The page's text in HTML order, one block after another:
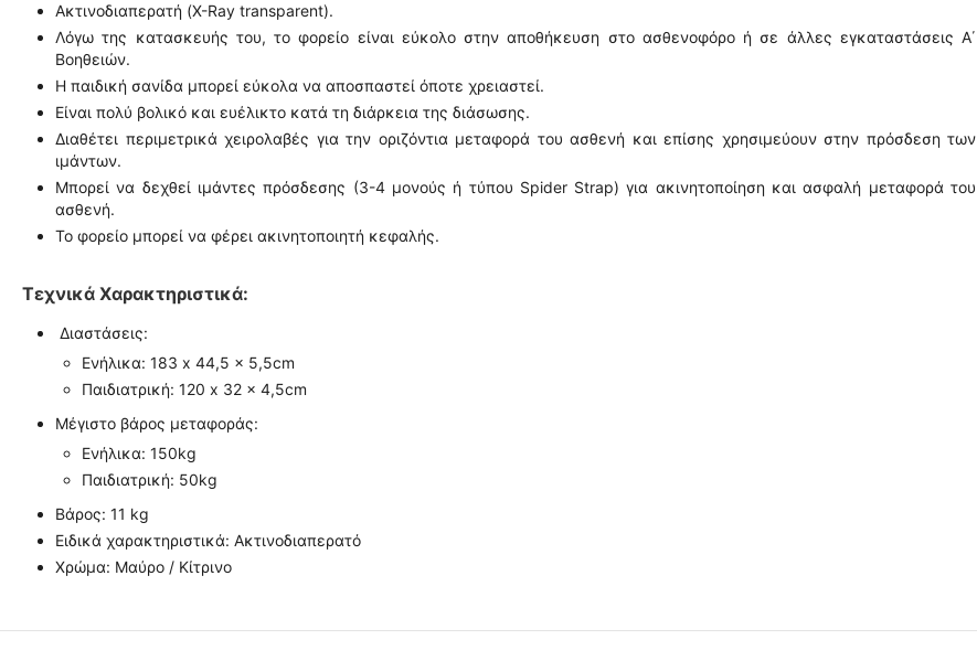
Ακτινοδιαπερατή (X-Ray transparent).
Λόγω της κατασκευής του, το φορείο είναι εύκολο στην αποθήκευση στο ασθενοφόρο ή σε άλλες εγκαταστάσεις Α΄
Βοηθειών.
Η παιδική σανίδα μπορεί εύκολα να αποσπαστεί όποτε χρειαστεί.
Είναι πολύ βολικό και ευέλικτο κατά τη διάρκεια της διάσωσης.
Διαθέτει περιμετρικά χειρολαβές για την οριζόντια μεταφορά του ασθενή και επίσης χρησιμεύουν στην πρόσδεση των
ιμάντων.
Μπορεί να δεχθεί ιμάντες πρόσδεσης (3-4 μονούς ή τύπου Spider Strap) για ακινητοποίηση και ασφαλή μεταφορά του
ασθενή.
Το φορείο μπορεί να φέρει ακινητοποιητή κεφαλής.
Τεχνικά Χαρακτηριστικά:
Διαστάσεις:
Ενήλικα: 183 x 44,5 x 5,5cm
Παιδιατρική: 120 x 32 x 4,5cm
Μέγιστο βάρος μεταφοράς:
Ενήλικα: 150kg
Παιδιατρική: 50kg
Βάρος: 11 kg
Ειδικά χαρακτηριστικά: Ακτινοδιαπερατό
Χρώμα: Μαύρο / Κίτρινο